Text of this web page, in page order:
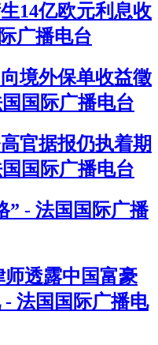
14亿欧元利息收
广播电台
境外保单收益徵
国际广播电台
官据报仍执着期
国际广播电台
” - 法国国际广播
透露中国富豪
法国国际广播电